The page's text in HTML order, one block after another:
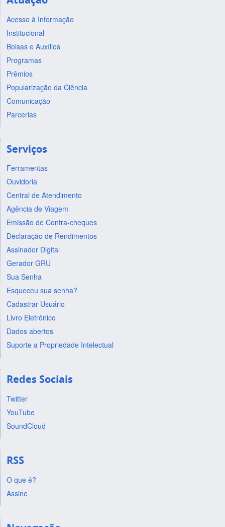
Acesso à Informação
Institucional
Bolsas e Auxílios
Programas
Prêmios
Popularização da Ciência
Comunicação
Parcerias
Serviços
Ferramentas
Ouvidoria
Central de Atendimento
Agência de Viagem
Emissão de Contra-cheques
Declaração de Rendimentos
Assinador Digital
Gerador GRU
Sua Senha
Esqueceu sua senha?
Cadastrar Usuário
Livro Eletrônico
Dados abertos
Suporte a Propriedade Intelectual
Redes Sociais
Twitter
YouTube
SoundCloud
RSS
O que é?
Assine